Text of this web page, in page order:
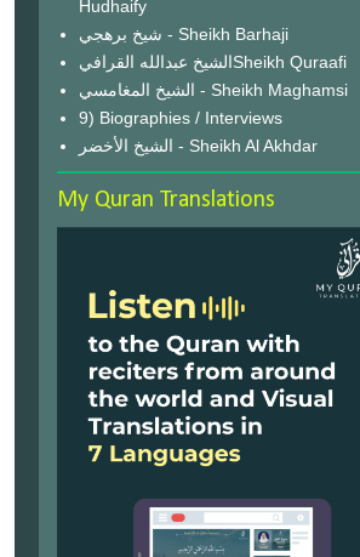
Hudhaify
شيخ برهجي - Sheikh Barhaji
الشيخ عبدالله القرافيSheikh Quraafi
الشيخ المغامسي - Sheikh Maghamsi
9) Biographies / Interviews
الشيخ الأخضر - Sheikh Al Akhdar
My Quran Translations